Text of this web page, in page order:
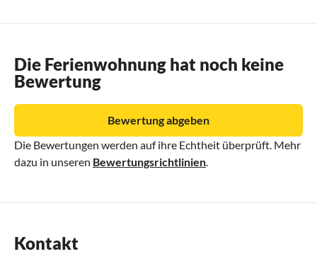
Die Ferienwohnung hat noch keine
Bewertung
Die Bewertungen werden auf ihre Echtheit überprüft. Mehr
dazu in unseren Bewertungsrichtlinien
Bewertung abgeben
Kontakt